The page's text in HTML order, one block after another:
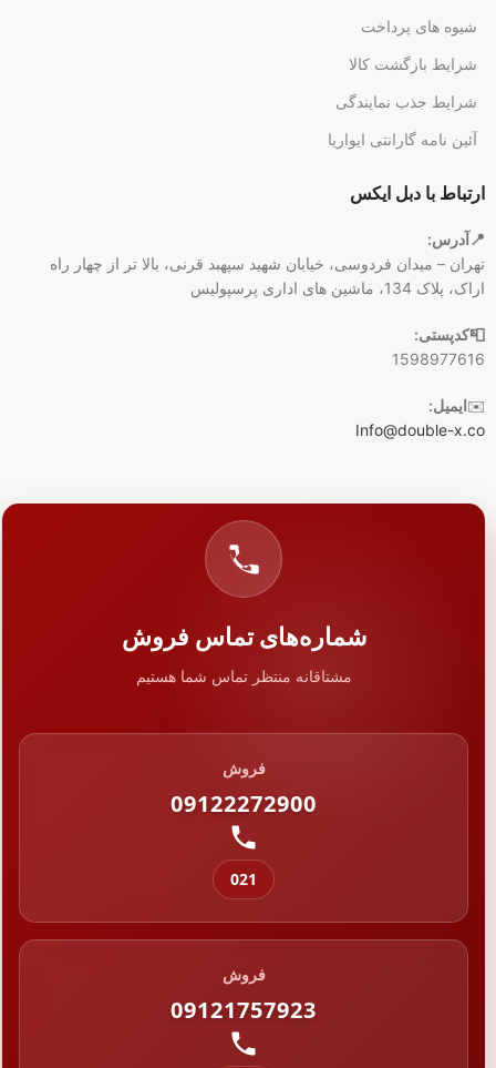
شیوه های پرداخت
شرایط بازگشت کالا
شرایط جذب نمایندگی
آئین نامه گارانتی ایواریا
ارتباط با دبل ایکس
📍آدرس:
تهران – میدان فردوسی، خیابان شهید سپهبد قرنی، بالا تر از چهار راه
اراک، پلاک 134، ماشین های اداری پرسپولیس
📮کدپستی:
1598977616
✉️ایمیل:
Info@double-x.co
شماره‌های تماس فروش
مشتاقانه منتظر تماس شما هستیم
فروش
09122272900
021
فروش
09121757923